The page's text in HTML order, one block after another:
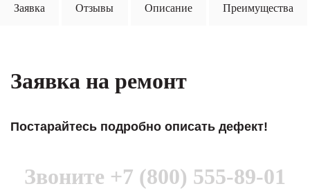
Заявка Отзывы Описание Преимущества
Заявка на ремонт
Постарайтесь подробно описать дефект!
Звоните +7 (800) 555-89-01